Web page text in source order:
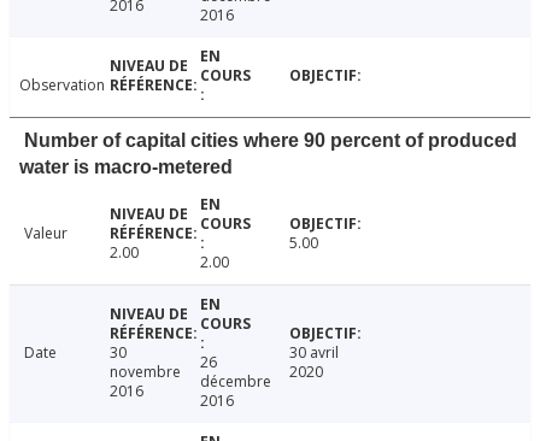
2016
2016
Observation
Number of capital cities where 90 percent of produced
water is macro-metered
Valeur
2.00
2.00
5.00
Date
30
novembre
2016
26
décembre
2016
30 avril
2020